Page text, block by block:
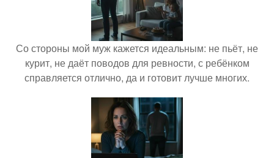
Со стороны мой муж кажется идеальным: не пьёт, не
курит, не даёт поводов для ревности, с ребёнком
справляется отлично, да и готовит лучше многих.